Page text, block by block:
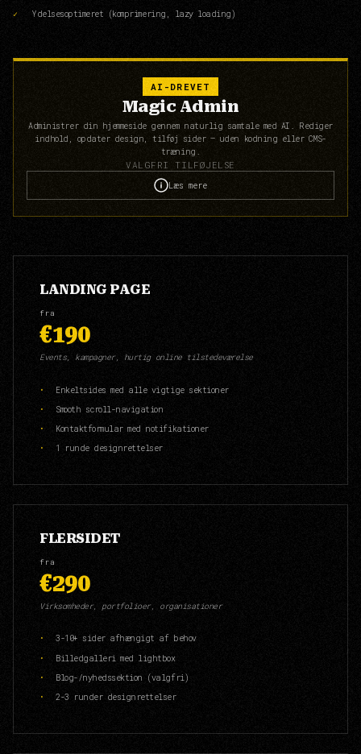
Ydelsesoptimeret (komprimering, lazy loading)
AI-DREVET
Magic Admin
Administrer din hjemmeside gennem naturlig samtale med AI. Rediger
indhold, opdater design, tilføj sider — uden kodning eller CMS-
træning.
VALGFRI TILFØJELSE
Læs mere
LANDING PAGE
fra
€190
Events, kampagner, hurtig online tilstedeværelse
Enkeltsides med alle vigtige sektioner
Smooth scroll-navigation
Kontaktformular med notifikationer
1 runde designrettelser
FLERSIDET
fra
€290
Virksomheder, portfolioer, organisationer
3-10+ sider afhængigt af behov
Billedgalleri med lightbox
Blog-/nyhedssektion (valgfri)
2-3 runder designrettelser